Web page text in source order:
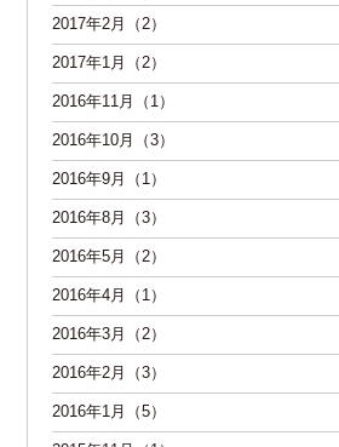
2017年2月（2）
2017年1月（2）
2016年11月（1）
2016年10月（3）
2016年9月（1）
2016年8月（3）
2016年5月（2）
2016年4月（1）
2016年3月（2）
2016年2月（3）
2016年1月（5）